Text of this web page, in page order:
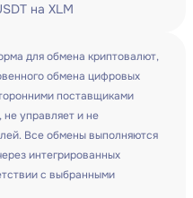
на XLM
для обмена криптовалют,
обмена цифровых
поставщиками
управляет и не
Все обмены выполняются
интегрированных
с выбранными